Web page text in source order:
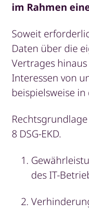
im Rahmen
Soweit
Daten über die
Vertrages
Interessen von
beispielsweise
8 DSG-EKD.
des IT-